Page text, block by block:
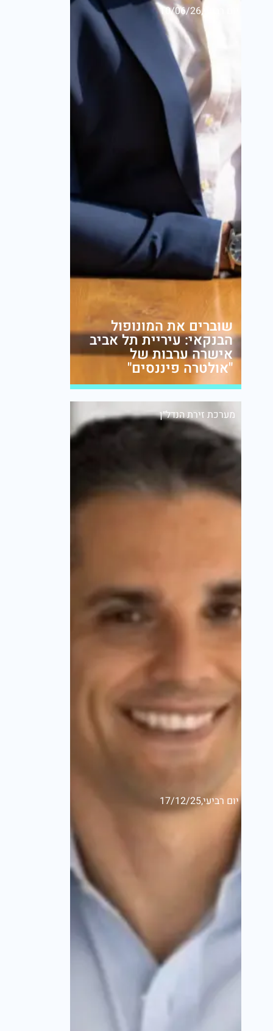
שוברים את המונופול
הבנקאי: עיריית תל אביב
אישרה ערבות של
"אולטרה פיננסים"
יום רביעי,10/06/26
מערכת זירת הנדל״ן
יום רביעי,17/12/25